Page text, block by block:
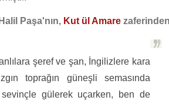
Paşa'nın, Kut ül Amare
şeref ve şan, İngilizlere kara
toprağın güneşli semasında
sevinçle gülerek uçarken, ben de